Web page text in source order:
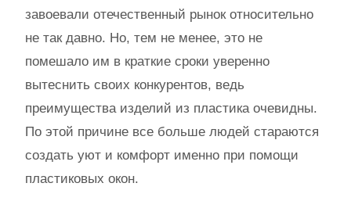
завоевали отечественный рынок относительно
не так давно. Но, тем не менее, это не
помешало им в краткие сроки уверенно
вытеснить своих конкурентов, ведь
преимущества изделий из пластика очевидны.
По этой причине все больше людей стараются
создать уют и комфорт именно при помощи
пластиковых окон.